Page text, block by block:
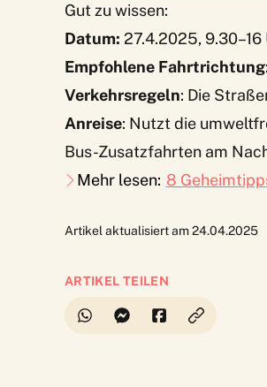
Gut zu wissen:
Datum: 27.4.2025, 9.30–16
Empfohlene Fahrtrichtung
Verkehrsregeln: Die
Anreise: Nutzt die
Bus-Zusatzfahrten am
Mehr lesen: 8
Artikel aktualisiert am 24.04.2025
ARTIKEL TEILEN